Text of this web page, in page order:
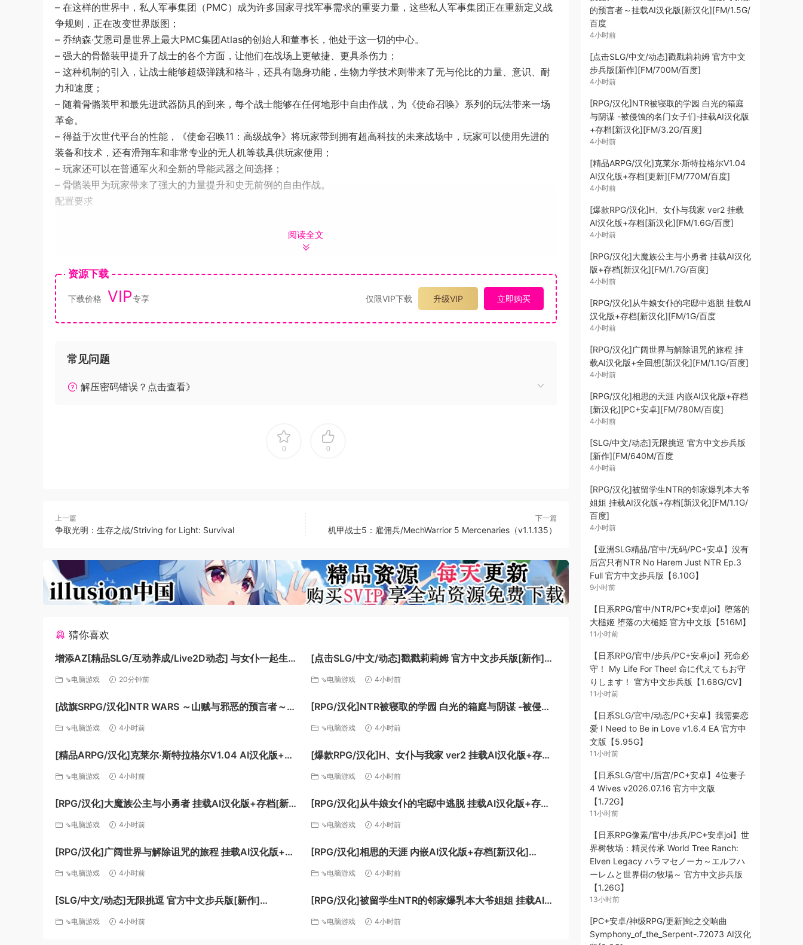
– 在这样的世界中，私人军事集团（PMC）成为许多国家寻找军事需求的重要力量，这些私人军事集团正在重新定义战
争规则，正在改变世界版图；
– 乔纳森·艾恩司是世界上最大PMC集团Atlas的创始人和董事长，他处于这一切的中心。
– 强大的骨骼装甲提升了战士的各个方面，让他们在战场上更敏捷、更具杀伤力；
– 这种机制的引入，让战士能够超级弹跳和格斗，还具有隐身功能，生物力学技术则带来了无与伦比的力量、意识、耐
力和速度；
– 随着骨骼装甲和最先进武器防具的到来，每个战士能够在任何地形中自由作战，为《使命召唤》系列的玩法带来一场
革命。
– 得益于次世代平台的性能，《使命召唤11：高级战争》将玩家带到拥有超高科技的未来战场中，玩家可以使用先进的
装备和技术，还有滑翔车和非常专业的无人机等载具供玩家使用；
– 玩家还可以在普通军火和全新的导能武器之间选择；
– 骨骼装甲为玩家带来了强大的力量提升和史无前例的自由作战。
配置要求
戏系列以次世代水平开发的第一款游戏。
《使命召唤11》的游戏背景被设定在未来的战场上，科技和战术已经达到了一个全新的水平，给玩家带来非凡的游戏体
验。奥斯卡金像奖得主凯文·史派西将扮演游戏主人公乔纳森·艾恩司（Jonathan Irons）——世界上最强大的人之一。
Windows 7(64位)
Intel(R) Core(TM) i3-530 @ 2.93 GHz / AMD Phenom(TM) II X4 810 @ 2.60 GHz
6 GB 内存
55 GB 可用空
阅读全文
资源下载
下载价格 VIP专享 仅限VIP下载 升级VIP 立即购买
常见问题
解压密码错误？点击查看》
0 0
上一篇
争取光明：生存之战/Striving for Light: Survival
下一篇
机甲战士5：雇佣兵/MechWarrior 5 Mercenaries（v1.1.135）
猜你喜欢
增添AZ[精品SLG/互动养成/Live2D动态] 与女仆一起生活
SS メイドlife SS Steam官中步兵版+存档 [PC+安卓
⇘电脑游戏 20分钟前
[点击SLG/中文/动态]戳戳莉莉姆 官方中文步兵版[新作]
[FM/700M/百度]
⇘电脑游戏 4小时前
[战旗SRPG/汉化]NTR WARS ～山贼与邪恶的预言者～挂
载AI汉化版[新汉化][FM/1.5G/百度
⇘电脑游戏 4小时前
[RPG/汉化]NTR被寝取的学园 白光的箱庭与阴谋 -被侵蚀
的名门女子们-挂载AI汉化版+存档[新汉化][FM/3.2G/百
⇘电脑游戏 4小时前
[精品ARPG/汉化]克莱尔·斯特拉格尔V1.04 AI汉化版+存
档[更新][FM/770M/百度]
⇘电脑游戏 4小时前
[爆款RPG/汉化]H、女仆与我家 ver2 挂载AI汉化版+存档
[新汉化][FM/1.6G/百度]
⇘电脑游戏 4小时前
[RPG/汉化]大魔族公主与小勇者 挂载AI汉化版+存档[新汉
化][FM/1.7G/百度]
⇘电脑游戏 4小时前
[RPG/汉化]从牛娘女仆的宅邸中逃脱 挂载AI汉化版+存档
[新汉化][FM/1G/百度
⇘电脑游戏 4小时前
[RPG/汉化]广阔世界与解除诅咒的旅程 挂载AI汉化版+全
回想[新汉化][FM/1.1G/百度]
⇘电脑游戏 4小时前
[RPG/汉化]相思的天涯 内嵌AI汉化版+存档[新汉化]
[PC+安卓][FM/780M/百度]
⇘电脑游戏 4小时前
[SLG/中文/动态]无限挑逗 官方中文步兵版[新作]
[FM/640M/百度
⇘电脑游戏 4小时前
[RPG/汉化]被留学生NTR的邻家爆乳本大爷姐姐 挂载AI汉
化版+存档[新汉化][FM/1.1G/百度]
⇘电脑游戏 4小时前
的预言者～挂载AI汉化版[新汉化][FM/1.5G/
百度
4小时前
[点击SLG/中文/动态]戳戳莉莉姆 官方中文
步兵版[新作][FM/700M/百度]
4小时前
[RPG/汉化]NTR被寝取的学园 白光的箱庭
与阴谋 -被侵蚀的名门女子们-挂载AI汉化版
+存档[新汉化][FM/3.2G/百度]
4小时前
[精品ARPG/汉化]克莱尔·斯特拉格尔V1.04
AI汉化版+存档[更新][FM/770M/百度]
4小时前
[爆款RPG/汉化]H、女仆与我家 ver2 挂载
AI汉化版+存档[新汉化][FM/1.6G/百度]
4小时前
[RPG/汉化]大魔族公主与小勇者 挂载AI汉化
版+存档[新汉化][FM/1.7G/百度]
4小时前
[RPG/汉化]从牛娘女仆的宅邸中逃脱 挂载AI
汉化版+存档[新汉化][FM/1G/百度
4小时前
[RPG/汉化]广阔世界与解除诅咒的旅程 挂
载AI汉化版+全回想[新汉化][FM/1.1G/百度]
4小时前
[RPG/汉化]相思的天涯 内嵌AI汉化版+存档
[新汉化][PC+安卓][FM/780M/百度]
4小时前
[SLG/中文/动态]无限挑逗 官方中文步兵版
[新作][FM/640M/百度
4小时前
[RPG/汉化]被留学生NTR的邻家爆乳本大爷
姐姐 挂载AI汉化版+存档[新汉化][FM/1.1G/
百度]
4小时前
【亚洲SLG精品/官中/无码/PC+安卓】没有
后宫只有NTR No Harem Just NTR Ep.3
Full 官方中文步兵版【6.10G】
9小时前
【日系RPG/官中/NTR/PC+安卓joi】堕落的
大槌姬 堕落の大槌姫 官方中文版【516M】
11小时前
【日系RPG/官中/步兵/PC+安卓joi】死命必
守！ My Life For Thee! 命に代えてもお守
りします！ 官方中文步兵版【1.68G/CV】
11小时前
【日系SLG/官中/动态/PC+安卓】我需要恋
爱 I Need to Be in Love v1.6.4 EA 官方中
文版【5.95G】
11小时前
【日系SLG/官中/后宫/PC+安卓】4位妻子
4 Wives v2026.07.16 官方中文版
【1.72G】
11小时前
【日系RPG像素/官中/步兵/PC+安卓joi】世
界树牧场：精灵传承 World Tree Ranch:
Elven Legacy ハラマセノーカ～エルフハ
ーレムと世界樹の牧場～ 官方中文步兵版
【1.26G】
13小时前
[PC+安卓/神级RPG/更新]蛇之交响曲
Symphony_of_the_Serpent-.72073 AI汉化